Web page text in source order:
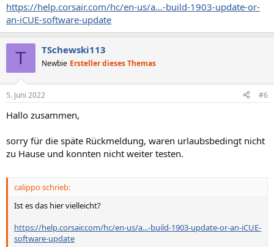
https://help.corsair.com/hc/en-us/a...-build-1903-update-or-
an-iCUE-software-update
T TSchewski113
Newbie Ersteller dieses Themas
5. Juni 2022 #6
Hallo zusammen,
sorry für die späte Rückmeldung, waren urlaubsbedingt nicht
zu Hause und konnten nicht weiter testen.
calippo schrieb:
Ist es das hier vielleicht?
https://help.corsair.com/hc/en-us/a...-build-1903-update-or-an-iCUE-
software-update